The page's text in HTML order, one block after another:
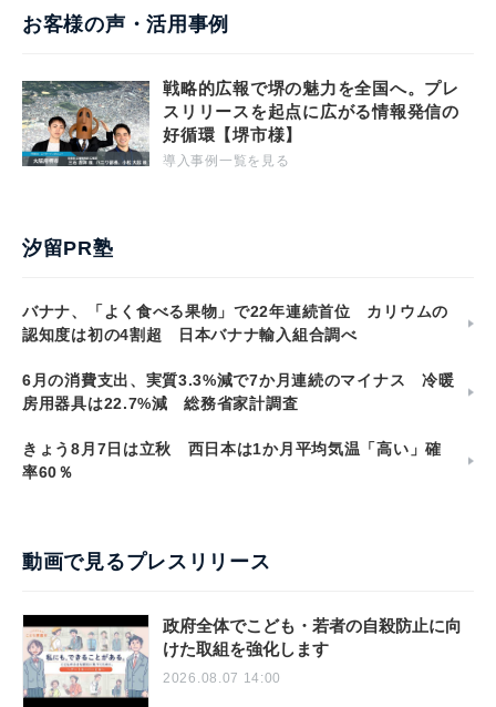
お客様の声・活用事例
戦略的広報で堺の魅力を全国へ。プレ
スリリースを起点に広がる情報発信の
好循環【堺市様】
導入事例一覧を見る
汐留PR塾
バナナ、「よく食べる果物」で22年連続首位 カリウムの
認知度は初の4割超 日本バナナ輸入組合調べ
6月の消費支出、実質3.3%減で7か月連続のマイナス 冷暖
房用器具は22.7%減 総務省家計調査
きょう8月7日は立秋 西日本は1か月平均気温「高い」確
率60％
動画で見るプレスリリース
政府全体でこども・若者の自殺防止に向
けた取組を強化します
2026.08.07 14:00